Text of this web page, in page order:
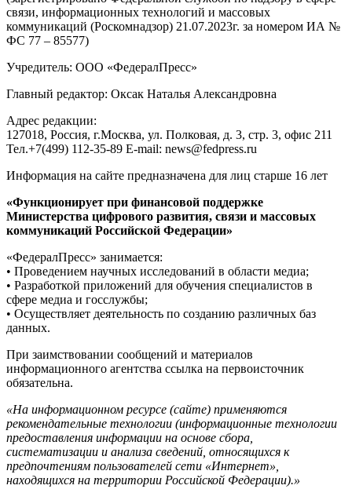
связи, информационных технологий и массовых
коммуникаций (Роскомнадзор) 21.07.2023г. за номером ИА №
ФС 77 – 85577)
Учредитель: ООО «ФедералПресс»
Главный редактор: Оксак Наталья Александровна
Адрес редакции:
127018, Россия, г.Москва, ул. Полковая, д. 3, стр. 3, офис 211
Тел.+7(499) 112-35-89 E-mail: news@fedpress.ru
Информация на сайте предназначена для лиц старше 16 лет
«Функционирует при финансовой поддержке
Министерства цифрового развития, связи и массовых
коммуникаций Российской Федерации»
«ФедералПресс» занимается:
• Проведением научных исследований в области медиа;
• Разработкой приложений для обучения специалистов в
сфере медиа и госслужбы;
• Осуществляет деятельность по созданию различных баз
данных.
При заимствовании сообщений и материалов
информационного агентства ссылка на первоисточник
обязательна.
«На информационном ресурсе (сайте) применяются
рекомендательные технологии (информационные технологии
предоставления информации на основе сбора,
систематизации и анализа сведений, относящихся к
предпочтениям пользователей сети «Интернет»,
находящихся на территории Российской Федерации).»